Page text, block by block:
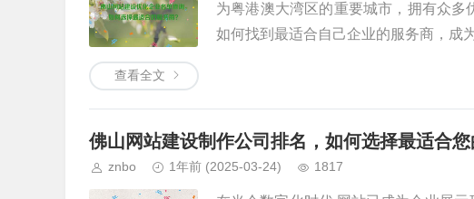
为粤港澳大湾区的重要城市，拥有众多
如何找到最适合自己企业的服务商，成
查看全文
佛山网站建设制作公司排名，如何选择最适合您
znbo 1年前 (2025-03-24) 1817